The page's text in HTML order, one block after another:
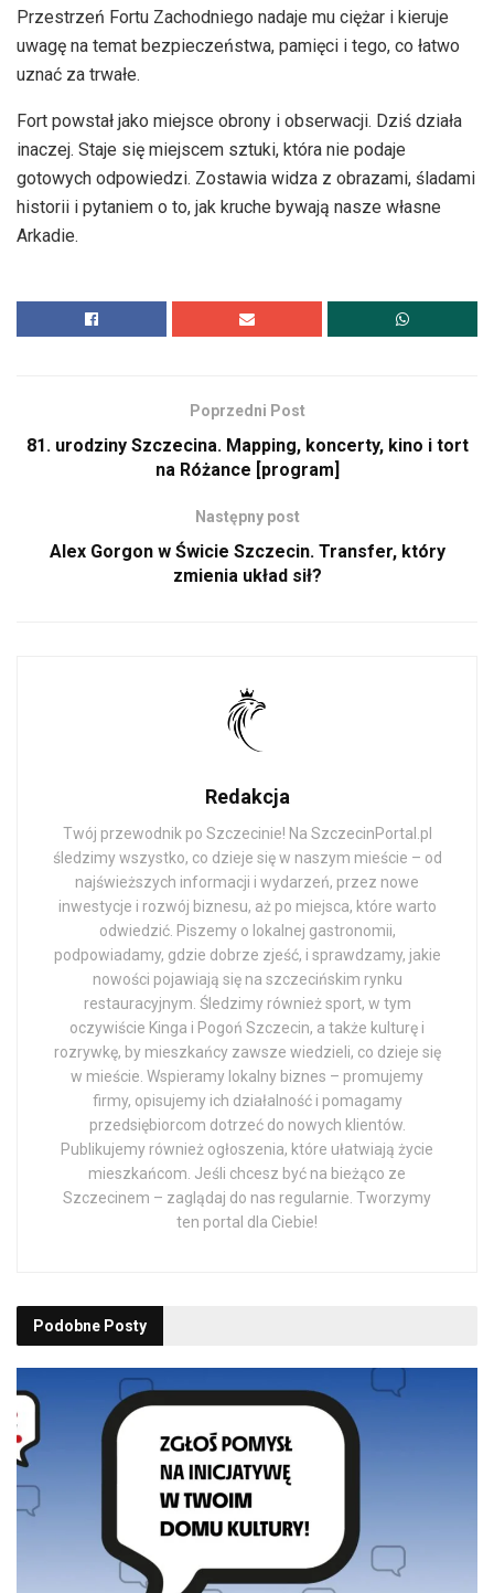
Przestrzeń Fortu Zachodniego nadaje mu ciężar i kieruje
uwagę na temat bezpieczeństwa, pamięci i tego, co łatwo
uznać za trwałe.
Fort powstał jako miejsce obrony i obserwacji. Dziś działa
inaczej. Staje się miejscem sztuki, która nie podaje
gotowych odpowiedzi. Zostawia widza z obrazami, śladami
historii i pytaniem o to, jak kruche bywają nasze własne
Arkadie.
Poprzedni Post
81. urodziny Szczecina. Mapping, koncerty, kino i tort
na Różance [program]
Następny post
Alex Gorgon w Świcie Szczecin. Transfer, który
zmienia układ sił?
Redakcja
Twój przewodnik po Szczecinie! Na SzczecinPortal.pl
śledzimy wszystko, co dzieje się w naszym mieście – od
najświeższych informacji i wydarzeń, przez nowe
inwestycje i rozwój biznesu, aż po miejsca, które warto
odwiedzić. Piszemy o lokalnej gastronomii,
podpowiadamy, gdzie dobrze zjeść, i sprawdzamy, jakie
nowości pojawiają się na szczecińskim rynku
restauracyjnym. Śledzimy również sport, w tym
oczywiście Kinga i Pogoń Szczecin, a także kulturę i
rozrywkę, by mieszkańcy zawsze wiedzieli, co dzieje się
w mieście. Wspieramy lokalny biznes – promujemy
firmy, opisujemy ich działalność i pomagamy
przedsiębiorcom dotrzeć do nowych klientów.
Publikujemy również ogłoszenia, które ułatwiają życie
mieszkańcom. Jeśli chcesz być na bieżąco ze
Szczecinem – zaglądaj do nas regularnie. Tworzymy
ten portal dla Ciebie!
Podobne Posty